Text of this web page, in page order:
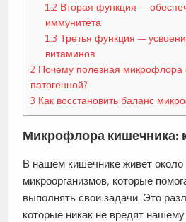
1.2 Вторая функция —
иммунитета
1.3 Третья функция —
витаминов
2Почему полезная микрофлора
патогенной?
3 Как восстановить баланс
Микрофлора кишечника:
В нашем кишечнике живет около
микроорганизмов, которые
выполнять свои задачи. Это
которые никак не вредят